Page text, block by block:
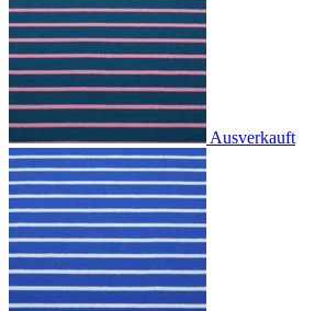
Ausverkauft